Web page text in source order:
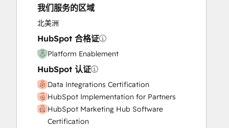
我们服务的区域
北美洲
HubSpot 合格证
Platform Enablement
HubSpot 认证
Data Integrations Certification
HubSpot Implementation for Partners
HubSpot Marketing Hub Software
Certification